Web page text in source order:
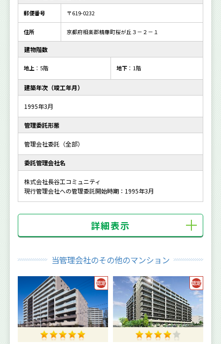
郵便番号 〒619-0232
住所 京都府相楽郡精華町桜が丘３－２－１
建物階数
地上 ：5階 地下：1階
建築年次（竣工年月）
1995年3月
管理委託形態
管理会社委託（全部）
委託管理会社名
株式会社長谷工コミュニティ
現行管理会社への管理委託開始時期：1995年3月
詳細表示
当管理会社のその他のマンション